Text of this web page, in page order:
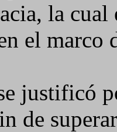
la cual
el
justificó
de